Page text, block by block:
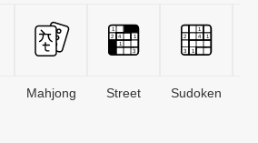
Mahjong Street Sudoken